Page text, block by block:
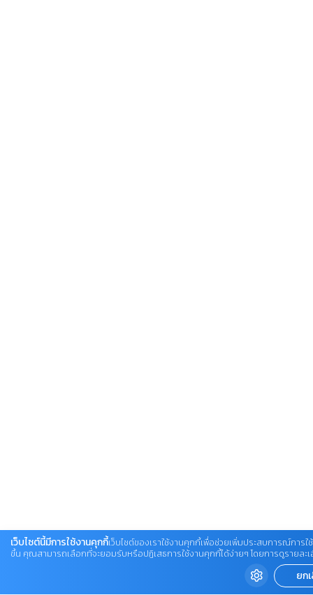
เว็บไซต์นี้มีการใช้งานคุกกี้เว็บไซต์ของเราใช้งานคุกกี้เพื่อช่วยเพิ่มประสบการณ์การใ
ขึ้น คุณสามารถเลือกที่จะยอมรับหรือปฏิเสธการใช้งานคุกกี้ได้ง่ายๆ โดยการดูรายละ
ยก